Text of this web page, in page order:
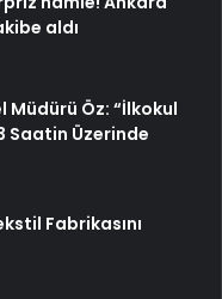
aldı
Müdürü Öz: “İlkokul
Saatin Üzerinde
Fabrikasını